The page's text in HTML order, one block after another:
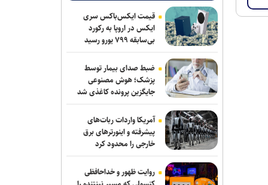
راهکارهای علمی مقابله با اضطراب در
شرایط جنگی از زبان استاد تمام رشته
روانشناسی بالینی
افزایش ۳۸ درصدی درآمد شهریه ای واحد
استاد فرشچیان/ حرکت به سمت درآمد
پایدار غیرشهریه‌ای با کلینیک مرمت،
کارگاه‌ها و شناسنامه آثار
قیمت ایکس‌باکس سری
ایکس در اروپا به رکورد
بی‌سابقه ۷۹۹ یورو رسید
ضبط صدای بیمار توسط
پزشک؛ هوش مصنوعی
جایگزین پرونده کاغذی شد
آمریکا واردات ربات‌های
پیشرفته و اینورترهای برق
خارجی را محدود کرد
روایت ظهور و خداحافظی